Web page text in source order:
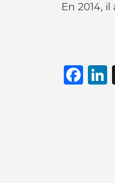
En 2014,
F